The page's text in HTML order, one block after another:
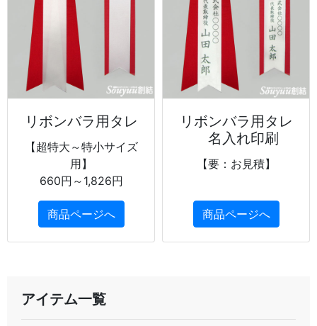
リボンバラ用タレ
【超特大～特小サイズ
用】
660円～1,826円
商品ページへ
リボンバラ用タレ
名入れ印刷
【要：お見積】
商品ページへ
アイテム一覧